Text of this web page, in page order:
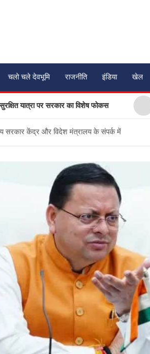
चलो चले देवभूमि राजनीति इंडिया खेल
पर सरकार का विशेष फोकस
सरकार केंद्र और विदेश मंत्रालय के संपर्क में